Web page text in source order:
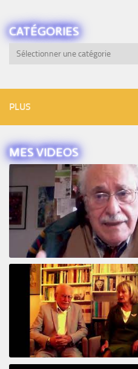
CATÉGORIES
Catégories
PLUS
MES VIDEOS
Intervista ad Alberto Eiguer